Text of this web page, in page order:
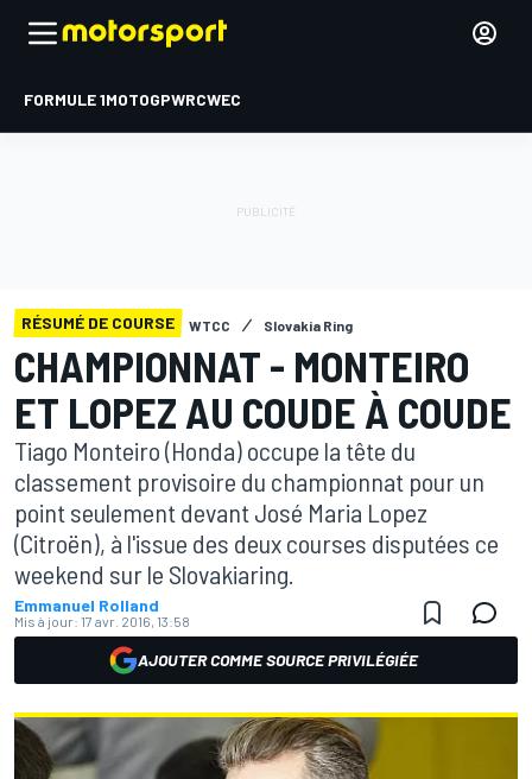
FORMULE 1MOTOGPWRCWEC
RÉSUMÉ DE COURSE WTCC Slovakia Ring
CHAMPIONNAT - MONTEIRO
ET LOPEZ AU COUDE À COUDE
Tiago Monteiro (Honda) occupe la tête du
classement provisoire du championnat pour un
point seulement devant José Maria Lopez
(Citroën), à l'issue des deux courses disputées ce
weekend sur le Slovakiaring.
Emmanuel Rolland
Mis à jour: 17 avr. 2016, 13:58
AJOUTER COMME SOURCE PRIVILÉGIÉE